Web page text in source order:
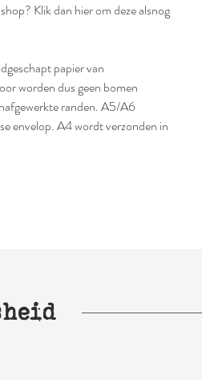
Klik dan hier om deze alsnog
papier van
worden dus geen bomen
randen. A5/A6
envelop. A4 wordt verzonden in